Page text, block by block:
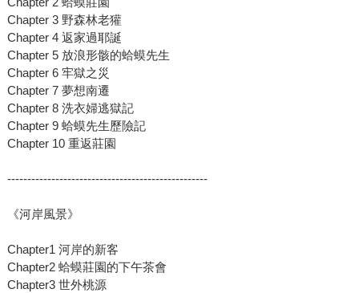
Chapter 3 野森林老獾
Chapter 4 返家過耶誕
Chapter 5 放浪形骸的蛤蟆先生
Chapter 6 牢獄之災
Chapter 7 夢想南遷
Chapter 8 洗衣婦逃獄記
Chapter 9 蛤蟆先生歷險記
Chapter 10 重返莊園
--------------------------------------------------
《河岸風景》
Chapter1 河岸的新客
Chapter2 蛤蟆莊園的下午茶會
Chapter3 世外桃源